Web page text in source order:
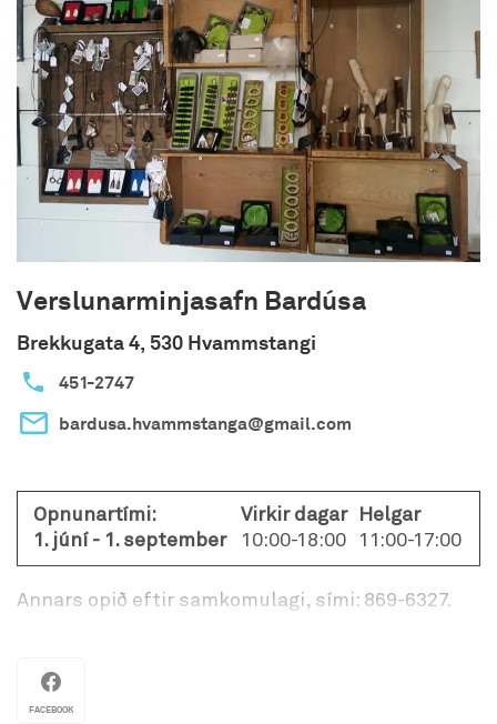
sjónlistir og efla umræðu um samfélagið,
menningu og listir þar sem safnkennsla og
fyrirlestrahald skipar stóran sess. Þá er einnig
lögð áhersla á samstarf við erlenda aðila, ekki
hvað síst á norðurlöndum. Safnið leitast við að
setja upp árlega nokkrar metnaðarfullar sýningar
til að efla menningarlíf bæjarins, auka við
þekkingu, áhuga og efla skilning á sjónlistum.
Verslunarminjasafn Bardúsa
Brekkugata 4, 530 Hvammstangi
451-2747
bardusa.hvammstanga@gmail.com
Opnunartími: Virkir dagar
Helgar
1. júní - 1. september
10:00-18:00 11:00-17:00
Annars opið eftir samkomulagi, sími: 869-6327.
FACEBOOK